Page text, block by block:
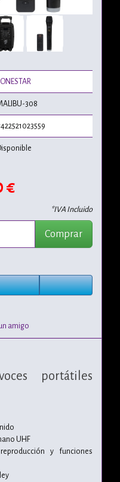
308
€
*IVA Incluido
Comprar
amigo
portátiles
UHF
y funciones